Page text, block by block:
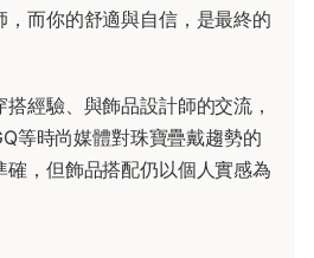
而你的舒適與自信，是最終的
搭經驗、與飾品設計師的交流，
等時尚媒體對珠寶疊戴趨勢的
，但飾品搭配仍以個人實感為